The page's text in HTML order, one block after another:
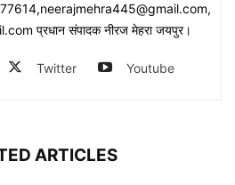
प्रधान संपादक नीरज मेहरा जयपुर।
Twitter Youtube
ARTICLES